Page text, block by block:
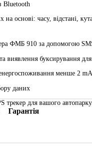
Bluetooth
на основі: часу, відстані,
ФМБ 910 за допомогою
виявлення буксирування
менше 2
даних
для вашого
Гарантія